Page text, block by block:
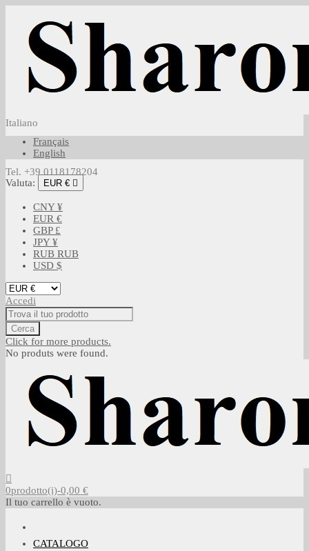
Italiano
Français
English
Tel. +39 0118178204
Valuta:
EUR € 
CNY ¥
EUR €
GBP £
JPY ¥
RUB RUB
USD $
Accedi
Cerca
Click for more products.
No produts were found.
0prodotto(i)-0,00 €
Il tuo carrello è vuoto.
CATALOGO